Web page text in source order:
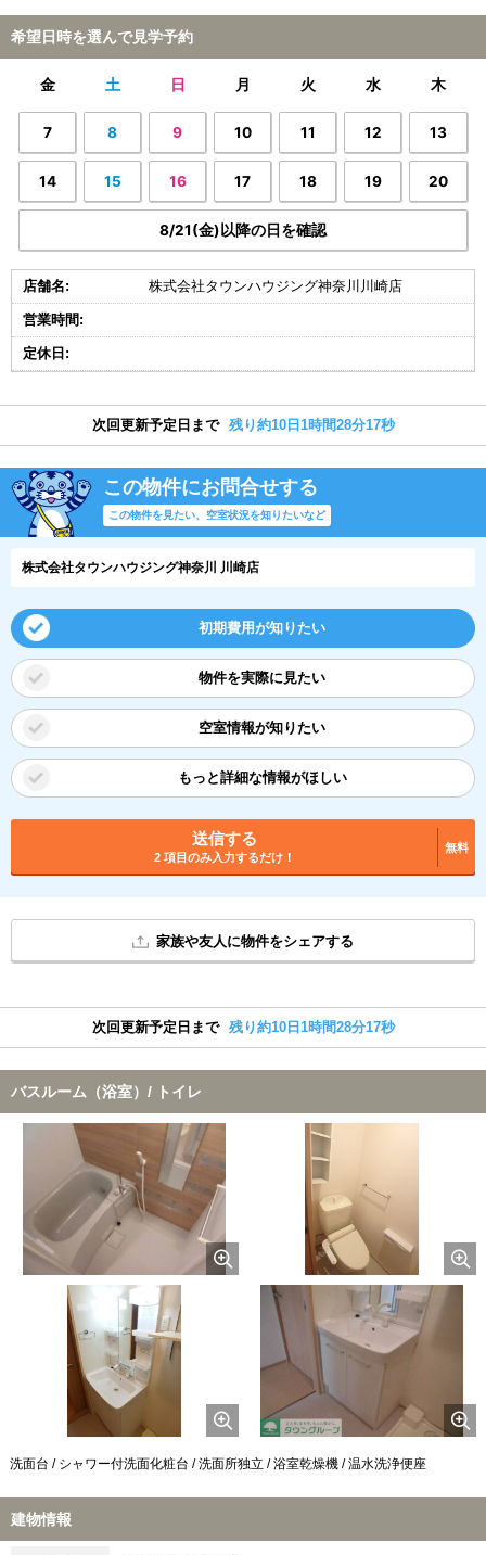
希望日時を選んで見学予約
金 土 日 月 火 水 木
7 8 9 10 11 12 13
14 15 16 17 18 19 20
8/21(金)以降の日を確認
店舗名: 株式会社タウンハウジング神奈川川崎店
営業時間:
定休日:
次回更新予定日まで 残り約10日1時間28分16秒
この物件にお問合せする
この物件を見たい、空室状況を知りたいなど
株式会社タウンハウジング神奈川 川崎店
初期費用が知りたい
物件を実際に見たい
空室情報が知りたい
もっと詳細な情報がほしい
送信する
2 項目のみ入力するだけ！
無料
家族や友人に物件をシェアする
次回更新予定日まで 残り約10日1時間28分16秒
バスルーム（浴室）/ トイレ
洗面台 / シャワー付洗面化粧台 / 洗面所独立 / 浴室乾燥機 / 温水洗浄便座
建物情報